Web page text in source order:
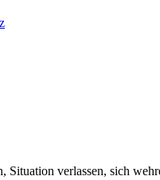
Situation verlassen, sich